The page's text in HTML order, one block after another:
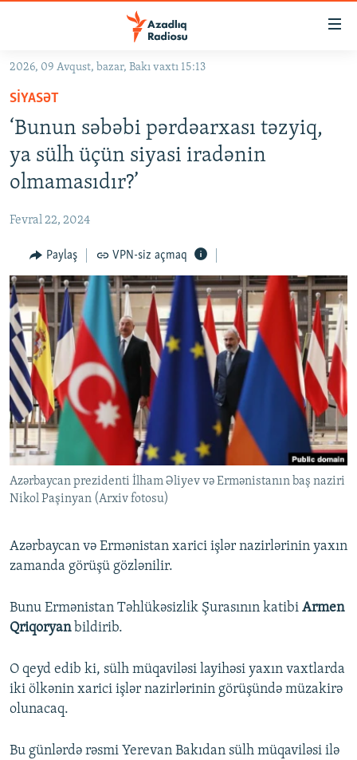
Əsas
qayıt
Əsas
naviqasiyaya
qayıt
Axtarışa
GÜNDƏM
KORRUPSIOMETR
#ƏSLINDƏ
QANUNI DOĞRU
ARAŞDIRMA
MULTIMEDIA
VIDEO
FOTOQALEREYA
İNFOQRAFIKA
KARIKATURA
RADIO ARXIV
OXU ZALI
AZƏRBAYCAN ƏDƏBIYYATI KITABXANASI
İSLAM VƏ DEMOKRATIYA
İZ - MƏDƏNIYYƏT PROQRAMI
HAQQIMIZDA
MISSIYAMIZ
PEŞƏ ETIKASI VƏ JURNALISTIKA STANDARTLARIMIZ
MATERIALLARIMIZDAN ISTIFADƏ
AZADLIQRADIOSU MOBIL TELEFONUNUZDA
BIZIMLƏ ƏLAQƏ
BIZI IZLƏ
RFE/RL-in bütün saytları
2026, 09 Avqust, bazar, Bakı vaxtı 15:13
SIYASƏT
‘Bunun səbəbi pərdəarxası təzyiq,
ya sülh üçün siyasi iradənin
olmamasıdır?’
Fevral 22, 2024
Paylaş VPN-siz açmaq
Azərbaycan prezidenti İlham Əliyev və Ermənistanın baş naziri
Nikol Paşinyan (Arxiv fotosu)
Azərbaycan və Ermənistan xarici işlər nazirlərinin yaxın
zamanda görüşü gözlənilir.
Bunu Ermənistan Təhlükəsizlik Şurasının katibi Armen
Qriqoryanbildirib.
O qeyd edib ki, sülh müqaviləsi layihəsi yaxın vaxtlarda
iki ölkənin xarici işlər nazirlərinin görüşündə müzakirə
olunacaq.
Bu günlərdə rəsmi Yerevan Bakıdan sülh müqaviləsi ilə